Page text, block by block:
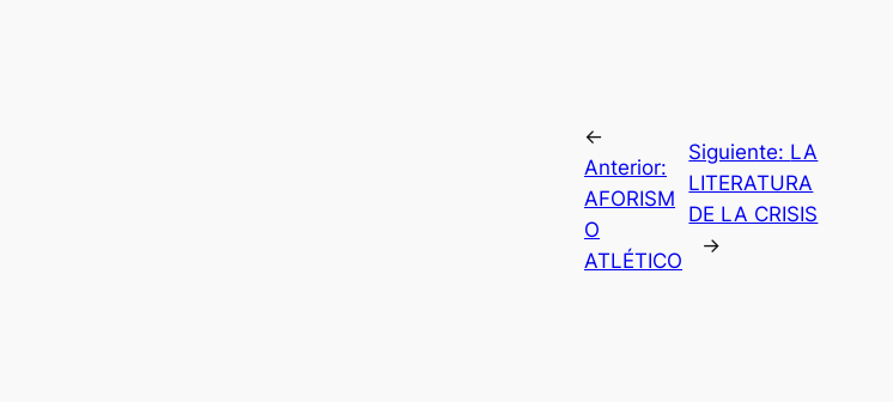
←
Anterior:
AFORISM
O
ATLÉTICO
Siguiente: LA
LITERATURA
DE LA CRISIS
→